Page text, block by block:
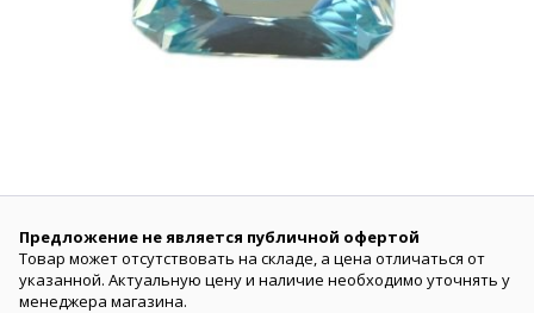
Предложение не является публичной офертой
Товар может отсутствовать на складе, а цена отличаться от
указанной. Актуальную цену и наличие необходимо уточнять у
менеджера магазина.